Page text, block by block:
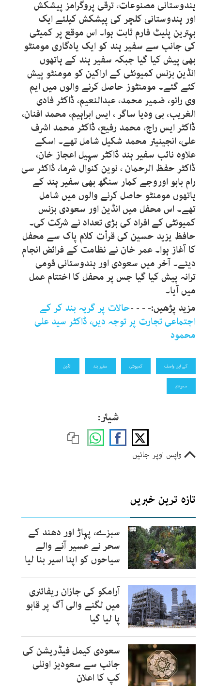
ہندوستانی مصنوعات، ترقی پروگرامز پیشکش
اور ہندوستانی کلچر کی پیشکش کیلئے ایک
بہترین پلیٹ فارم ثابت ہوا۔ اس موقع پر کمیٹی
کی جانب سے سفیر ہند کو ایک یادگاری مومنٹو
بھی پیش کیا گیا جبکہ سفیر ہند کے ہاتھوں
انڈین بزنس کمیونٹی کے اراکین کو مومنٹو پیش
کئے گئے۔ مومنٹوز حاصل کرنے والوں میں ایم
وی رائو، ضمیر محمد، عبدالنعیم، ڈاکٹر فادی
الغریب، بی ودیا ساگر ، ایس ابراہیم، محمد افنان،
ڈاکٹر ایس راج، محمد رفیع، ڈاکٹر محمد اشرف
علی، انجینیئر محمد شکیل شامل تھے۔ اسکے
علاوہ نائب سفیر ہند ڈاکٹر سہیل اعجاز خان،
ڈاکٹر حفظ الرحمان ، نوین کنوال شرما، ڈاکٹر سی
رام بابو اوروجے کمار سنگھ بھی سفیر ہند کے
ہاتھوں مومنٹو حاصل کرنے والوں میں شامل
تھے۔ اس محفل میں انڈین اور سعودی بزنس
کمیونٹی کے افراد کی بڑی تعداد نے شرکت کی۔
حافظ یزید حسین کی قرأت کلام پاک سے محفل
کا آغاز ہوا۔ عمر خان نے نظامت کے فرائض انجام
دیئے۔ آخر میں سعودی اور ہندوستانی قومی
ترانہ پیش کیا گیا جس پر محفل کا اختتام عمل
میں آیا۔
مزید پڑھیں:- - - -حالات پر گریہ بند کر کے
اجتماعی تجارت پر توجہ دیں، ڈاکٹر سید علی
محمود
کے این واصف کمیونٹی سفیر ہند انڈین
سعودی
شیئر:
واپس اوپر جائیں
تازہ ترین خبریں
سبزے، پہاڑ اور دھند کے
سحر نے عسیر آنے والے
سیاحوں کو اپنا اسیر بنا لیا
آرامکو کی جازان ریفائنری
میں لگنے والی آگ پر قابو
پا لیا گیا
سعودی کیمل فیڈریشن کی
جانب سے سعودیز اونلی
کپ کا اعلان